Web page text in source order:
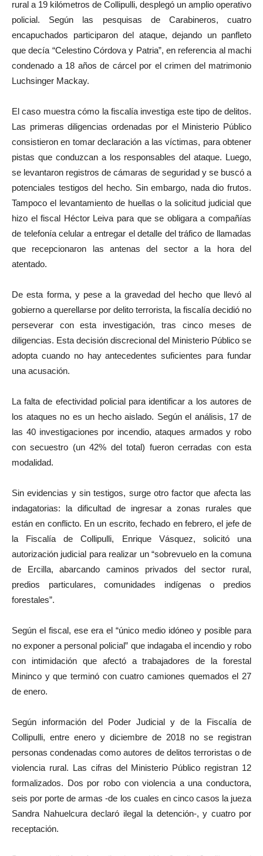
rural a 19 kilómetros de Collipulli, desplegó un amplio operativo
policial. Según las pesquisas de Carabineros, cuatro
encapuchados participaron del ataque, dejando un panfleto
que decía “Celestino Córdova y Patria”, en referencia al machi
condenado a 18 años de cárcel por el crimen del matrimonio
Luchsinger Mackay.
El caso muestra cómo la fiscalía investiga este tipo de delitos.
Las primeras diligencias ordenadas por el Ministerio Público
consistieron en tomar declaración a las víctimas, para obtener
pistas que conduzcan a los responsables del ataque. Luego,
se levantaron registros de cámaras de seguridad y se buscó a
potenciales testigos del hecho. Sin embargo, nada dio frutos.
Tampoco el levantamiento de huellas o la solicitud judicial que
hizo el fiscal Héctor Leiva para que se obligara a compañías
de telefonía celular a entregar el detalle del tráfico de llamadas
que recepcionaron las antenas del sector a la hora del
atentado.
De esta forma, y pese a la gravedad del hecho que llevó al
gobierno a querellarse por delito terrorista, la fiscalía decidió no
perseverar con esta investigación, tras cinco meses de
diligencias. Esta decisión discrecional del Ministerio Público se
adopta cuando no hay antecedentes suficientes para fundar
una acusación.
La falta de efectividad policial para identificar a los autores de
los ataques no es un hecho aislado. Según el análisis, 17 de
las 40 investigaciones por incendio, ataques armados y robo
con secuestro (un 42% del total) fueron cerradas con esta
modalidad.
Sin evidencias y sin testigos, surge otro factor que afecta las
indagatorias: la dificultad de ingresar a zonas rurales que
están en conflicto. En un escrito, fechado en febrero, el jefe de
la Fiscalía de Collipulli, Enrique Vásquez, solicitó una
autorización judicial para realizar un “sobrevuelo en la comuna
de Ercilla, abarcando caminos privados del sector rural,
predios particulares, comunidades indígenas o predios
forestales”.
Según el fiscal, ese era el “único medio idóneo y posible para
no exponer a personal policial” que indagaba el incendio y robo
con intimidación que afectó a trabajadores de la forestal
Mininco y que terminó con cuatro camiones quemados el 27
de enero.
Según información del Poder Judicial y de la Fiscalía de
Collipulli, entre enero y diciembre de 2018 no se registran
personas condenadas como autores de delitos terroristas o de
violencia rural. Las cifras del Ministerio Público registran 12
formalizados. Dos por robo con violencia a una conductora,
seis por porte de armas -de los cuales en cinco casos la jueza
Sandra Nahuelcura declaró ilegal la detención-, y cuatro por
receptación.